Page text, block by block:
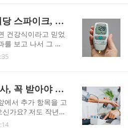
을 하면 아데노신(a
라는 믿음과 혈당
아침은 밥이어야
. 부모님 세대가 옳
육체노동을 하던
너지를 채우는 게
.공복 상태에서 흰
음식을 먹..
혈당 변동성의 진실 (혈당 스파이크, 인슐린 분비능, 당화혈색소)
건강식이라고 믿었
를 보고 나서 그 확
었는데도 혈당이 2
강한 식사'의 기준
수치가 정상이어
당뇨 관리라 하면
두 가지를 떠올립
당이 크게 벗어나
안도했던 적이 있
건강검진 (불필요한 검사, 꼭 받아야 할 검사, 검진센터 고르기)
에서 추가 항목을 고
가요? 저도 작년에
했다가 나중에 알
없는 검사였습니다.